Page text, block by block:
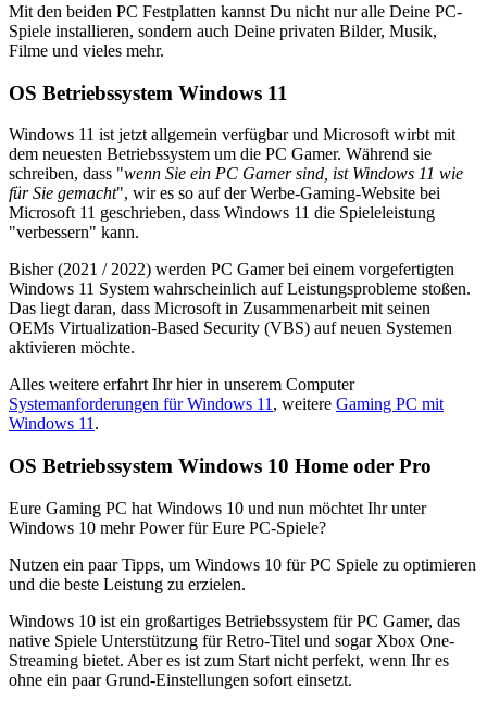
Mit den beiden PC Festplatten kannst Du nicht nur alle Deine PC-
Spiele installieren, sondern auch Deine privaten Bilder, Musik,
Filme und vieles mehr.
OS Betriebssystem Windows 11
Windows 11 ist jetzt allgemein verfügbar und Microsoft wirbt mit
dem neuesten Betriebssystem um die PC Gamer. Während sie
schreiben, dass "wenn Sie ein PC Gamer sind, ist Windows 11 wie
für Sie gemacht", wir es so auf der Werbe-Gaming-Website bei
Microsoft 11 geschrieben, dass Windows 11 die Spieleleistung
"verbessern" kann.
Bisher (2021 / 2022) werden PC Gamer bei einem vorgefertigten
Windows 11 System wahrscheinlich auf Leistungsprobleme stoßen.
Das liegt daran, dass Microsoft in Zusammenarbeit mit seinen
OEMs Virtualization-Based Security (VBS) auf neuen Systemen
aktivieren möchte.
Alles weitere erfahrt Ihr hier in unserem Computer
Systemanforderungen für Windows 11 , weitere Gaming PC mit
Windows 11 .
OS Betriebssystem Windows 10 Home oder Pro
Eure Gaming PC hat Windows 10 und nun möchtet Ihr unter
Windows 10 mehr Power für Eure PC-Spiele?
Nutzen ein paar Tipps, um Windows 10 für PC Spiele zu optimieren
und die beste Leistung zu erzielen.
Windows 10 ist ein großartiges Betriebssystem für PC Gamer, das
native Spiele Unterstützung für Retro-Titel und sogar Xbox One-
Streaming bietet. Aber es ist zum Start nicht perfekt, wenn Ihr es
ohne ein paar Grund-Einstellungen sofort einsetzt.